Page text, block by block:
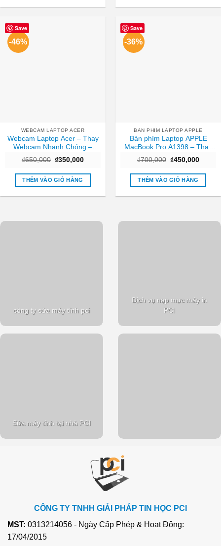
Save
-46%
WEBCAM LAPTOP ACER
Webcam Laptop Acer – Thay
Webcam Nhanh Chóng –
₫650,000 Giá
là:
₫650,000.
₫350,000Giá
tại
₫350,000.
THÊM VÀO GIỎ HÀNG
Save
-36%
BAN PHIM LAPTOP APPLE
Bàn phím Laptop APPLE
MacBook Pro A1398 – Thay
₫700,000 Giá
là:
₫700,000.
₫450,000Giá
tại
THÊM VÀO GIỎ HÀNG
công ty sửa máy tính pci
Dịch vụ nạp mực máy in
PCI
Sửa máy tính tại nhà PCI
CÔNG TY TNHH GIẢI PHÁP TIN HỌC PCI
MST: 0313214056 - Ngày Cấp Phép & Hoạt Động:
17/04/2015